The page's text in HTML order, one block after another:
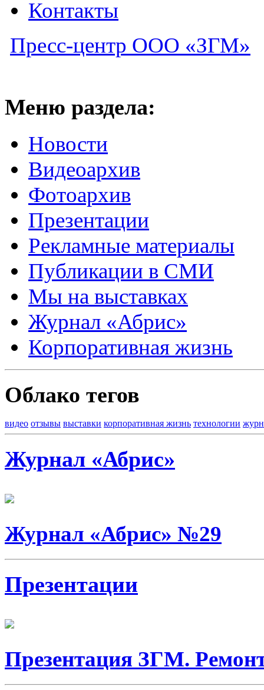
Контакты
Пресс-центр ООО «ЗГМ»
Меню раздела:
Новости
Видеоархив
Фотоархив
Презентации
Рекламные материалы
Публикации в СМИ
Мы на выставках
Журнал «Абрис»
Корпоративная жизнь
Облако тегов
видео отзывы выставки корпоративная жизнь технологии
Журнал «Абрис»
Журнал «Абрис» №29
Презентации
Презентация ЗГМ.